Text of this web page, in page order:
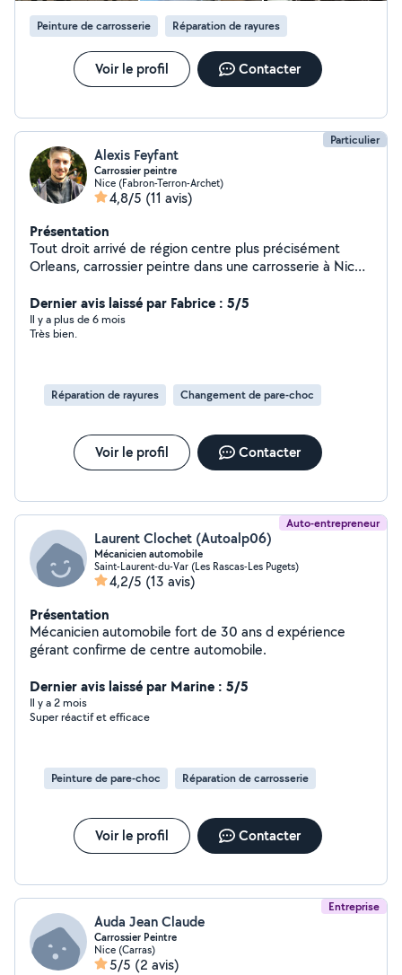
Peinture de carrosserie Réparation de rayures
Voir le profil Contacter
Particulier
Alexis Feyfant
Carrossier peintre
Nice (Fabron-Terron-Archet)
4,8/5 (11 avis)
Présentation
Tout droit arrivé de région centre plus précisément
Orleans, carrossier peintre dans une carrosserie à Nice
Dernier avis laissé par Fabrice : 5/5
Il y a plus de 6 mois
Très bien.
Réparation de rayures Changement de pare-choc
Voir le profil Contacter
Auto-entrepreneur
Laurent Clochet (Autoalp06)
Mécanicien automobile
Saint-Laurent-du-Var (Les Rascas-Les Pugets)
4,2/5 (13 avis)
Présentation
Mécanicien automobile fort de 30 ans d expérience
gérant confirme de centre automobile.
Dernier avis laissé par Marine : 5/5
Il y a 2 mois
Super réactif et efficace
Peinture de pare-choc Réparation de carrosserie
Voir le profil Contacter
Entreprise
Auda Jean Claude
Carrossier Peintre
Nice (Carras)
5/5 (2 avis)